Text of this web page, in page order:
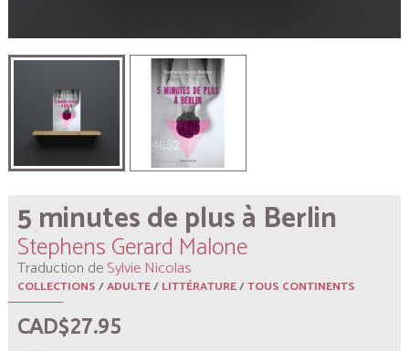
5 minutes de plus à Berlin
Stephens Gerard Malone
Traduction deSylvie Nicolas
COLLECTIONS/ADULTE/LITTÉRATURE/TOUS CONTINENTS
CAD$27.95